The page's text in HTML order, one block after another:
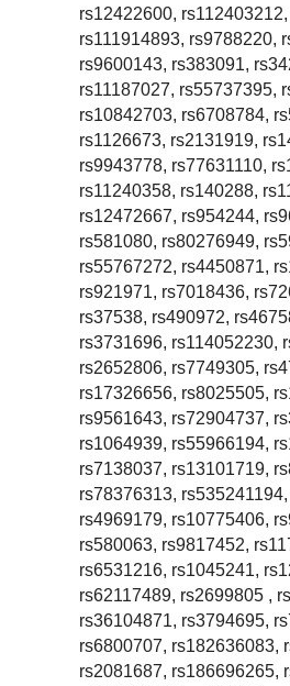
rs12422600,
rs111914893, rs9788220,
rs9600143, rs383091,
rs11187027, rs55737395,
rs10842703, rs6708784,
rs1126673, rs2131919,
rs9943778, rs77631110,
rs11240358, rs140288,
rs12472667, rs954244,
rs581080, rs80276949,
rs55767272, rs4450871,
rs921971, rs7018436,
rs37538, rs490972,
rs3731696, rs114052230,
rs2652806, rs7749305,
rs17326656, rs8025505,
rs9561643, rs72904737,
rs1064939, rs55966194,
rs7138037, rs13101719,
rs78376313,
rs4969179, rs10775406,
rs580063, rs9817452,
rs6531216, rs1045241,
rs62117489, rs2699805 ,
rs36104871, rs3794695,
rs6800707, rs182636083,
rs2081687, rs186696265,